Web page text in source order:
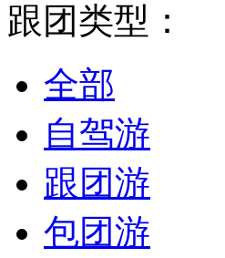
跟团类型：
全部
自驾游
跟团游
包团游